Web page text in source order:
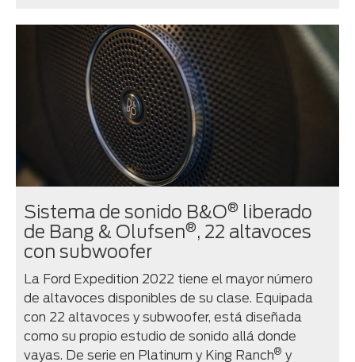
Sistema de sonido B&O® liberado
de Bang & Olufsen®, 22 altavoces
con subwoofer
La Ford Expedition 2022 tiene el mayor número
de altavoces disponibles de su clase. Equipada
con 22 altavoces y subwoofer, está diseñada
como su propio estudio de sonido allá donde
vayas. De serie en Platinum y King Ranch® y